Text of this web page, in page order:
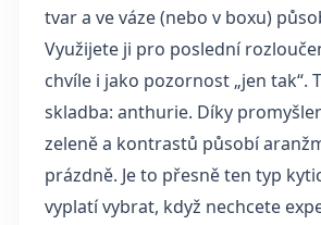
tvar a ve váze (nebo v boxu)
Využijete ji pro poslední
chvíle i jako pozornost „jen tak“.
skladba: anthurie. Díky
zeleně a kontrastů působí
prázdně. Je to přesně ten typ
vyplatí vybrat, když nechcete